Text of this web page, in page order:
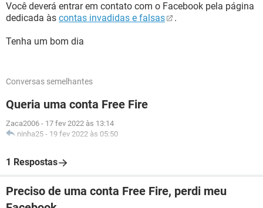
Você deverá entrar em contato com o Facebook pela página
dedicada às contas invadidas e falsas .
Tenha um bom dia
Conversas semelhantes
Queria uma conta Free Fire
Zaca2006 - 17 fev 2022 às 13:14
ninha25 - 19 fev 2022 às 05:50
1 Respostas
Preciso de uma conta Free Fire, perdi meu